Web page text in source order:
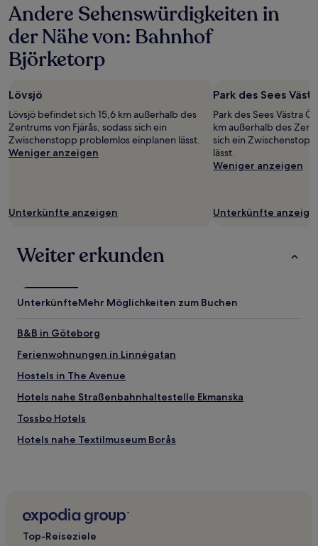
24 Stunden
für
einen
Aufenthalt
mit
1 Übernachtung
2 Erwachsenen
gefunden
wurde.
Preise
und
Es
Bedingungen
gelten.
Andere Sehenswürdigkeiten in
der Nähe von: Bahnhof
Björketorp
Lövsjö
Lövsjö befindet sich 15,6 km außerhalb des
Zentrums von Fjärås, sodass sich ein
Zwischenstopp problemlos einplanen lässt.
Weniger anzeigen
Unterkünfte anzeigen
Park des Sees
Park des Sees Västra
km außerhalb des
sich ein
lässt.
Weniger anzeigen
Unterkünfte
Weiter erkunden
UnterkünfteMehr Möglichkeiten zum Buchen
B&B in Göteborg
Ferienwohnungen in Linnégatan
Hostels in The Avenue
Hotels nahe Straßenbahnhaltestelle Ekmanska
Tossbo Hotels
Hotels nahe Textilmuseum Borås
Svenljunga Hotels
Top-Reiseziele